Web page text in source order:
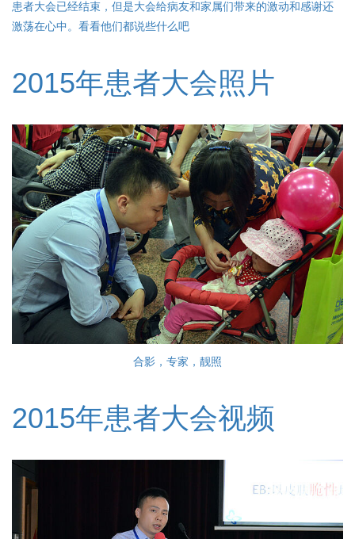
患者大会已经结束，但是大会给病友和家属们带来的激动和感谢还
激荡在心中。看看他们都说些什么吧
2015年患者大会照片
合影，专家，靓照
2015年患者大会视频